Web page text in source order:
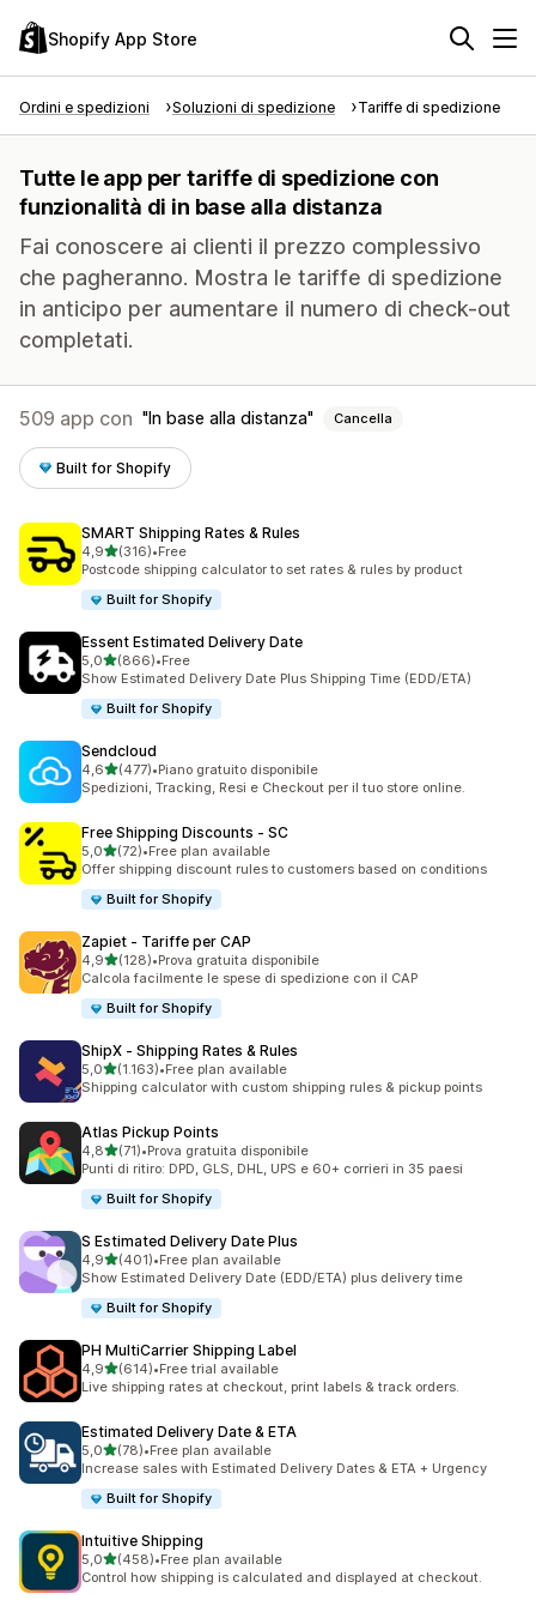
Shopify App Store
Ordini e spedizioni Soluzioni di spedizione Tariffe di spedizione
Tutte le app per tariffe di spedizione con
funzionalità di in base alla distanza
Fai conoscere ai clienti il prezzo complessivo
che pagheranno. Mostra le tariffe di spedizione
in anticipo per aumentare il numero di check-out
completati.
509 app con In base alla distanza Cancella
Built for Shopify
SMART Shipping Rates & Rules
4,9stelle su 5
(316)
316 recensioni totali
•Free
Postcode shipping calculator to set rates & rules by product
Built for Shopify
Essent Estimated Delivery Date
5,0stelle su 5
(866)
866 recensioni totali
•Free
Show Estimated Delivery Date Plus Shipping Time (EDD/ETA)
Built for Shopify
Sendcloud
4,6stelle su 5
(477)
477 recensioni totali
•Piano gratuito disponibile
Spedizioni, Tracking, Resi e Checkout per il tuo store online.
Free Shipping Discounts ‑ SC
5,0stelle su 5
(72)
72 recensioni totali
•Free plan available
Offer shipping discount rules to customers based on conditions
Built for Shopify
Zapiet ‑ Tariffe per CAP
4,9stelle su 5
(128)
128 recensioni totali
•Prova gratuita disponibile
Calcola facilmente le spese di spedizione con il CAP
Built for Shopify
ShipX ‑ Shipping Rates & Rules
5,0stelle su 5
(1.163)
1163 recensioni totali
•Free plan available
Shipping calculator with custom shipping rules & pickup points
Atlas Pickup Points
4,8stelle su 5
(71)
71 recensioni totali
•Prova gratuita disponibile
Punti di ritiro: DPD, GLS, DHL, UPS e 60+ corrieri in 35 paesi
Built for Shopify
S Estimated Delivery Date Plus
4,9stelle su 5
(401)
401 recensioni totali
•Free plan available
Show Estimated Delivery Date (EDD/ETA) plus delivery time
Built for Shopify
PH MultiCarrier Shipping Label
4,9stelle su 5
(614)
614 recensioni totali
•Free trial available
Live shipping rates at checkout, print labels & track orders.
Estimated Delivery Date & ETA
5,0stelle su 5
(78)
78 recensioni totali
•Free plan available
Increase sales with Estimated Delivery Dates & ETA + Urgency
Built for Shopify
Intuitive Shipping
5,0stelle su 5
(458)
458 recensioni totali
•Free plan available
Control how shipping is calculated and displayed at checkout.